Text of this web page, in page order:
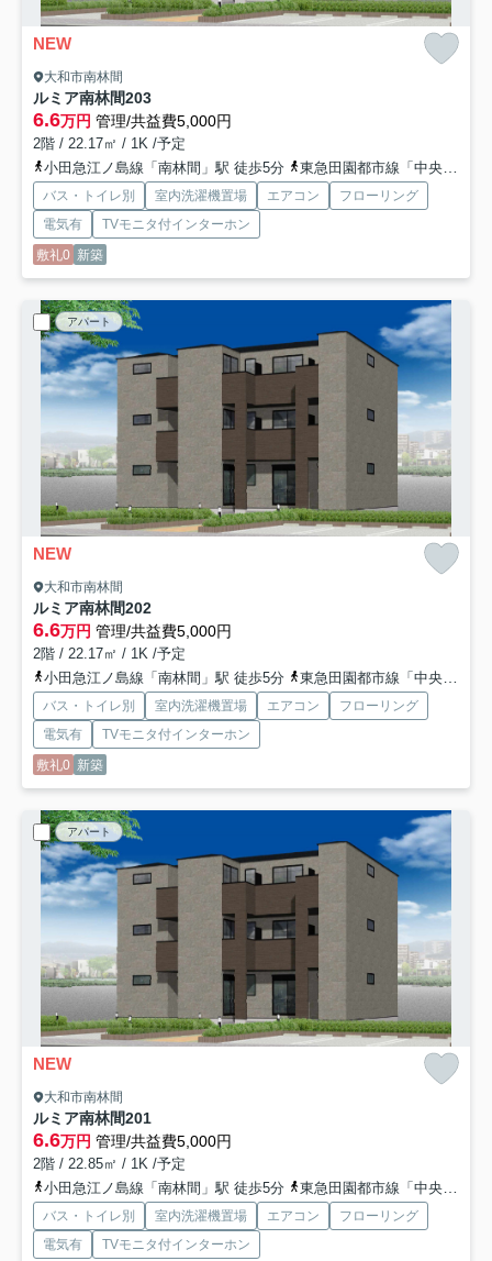
NEW
大和市南林間
ルミア南林間203
6.6万円 管理/共益費5,000円
2階 / 22.17㎡ / 1K /予定
小田急江ノ島線「南林間」駅 徒歩5分
東急田園都市線「中央林間」駅 徒歩13分
バス・トイレ別 室内洗濯機置場 エアコン
フローリング
電気有
TVモニタ付インターホン
敷礼0 新築
アパート
NEW
大和市南林間
ルミア南林間202
6.6万円 管理/共益費5,000円
2階 / 22.17㎡ / 1K /予定
小田急江ノ島線「南林間」駅 徒歩5分
東急田園都市線「中央林間」駅 徒歩13分
バス・トイレ別 室内洗濯機置場 エアコン
フローリング
電気有
TVモニタ付インターホン
敷礼0 新築
アパート
NEW
大和市南林間
ルミア南林間201
6.6万円 管理/共益費5,000円
2階 / 22.85㎡ / 1K /予定
小田急江ノ島線「南林間」駅 徒歩5分
東急田園都市線「中央林間」駅 徒歩13分
バス・トイレ別 室内洗濯機置場 エアコン
フローリング
電気有
TVモニタ付インターホン